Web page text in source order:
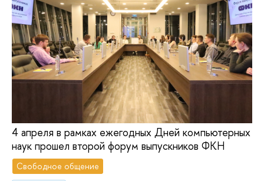
4 апреля в рамках ежегодных Дней компьютерных
наук прошел второй форум выпускников ФКН
Свободное общение